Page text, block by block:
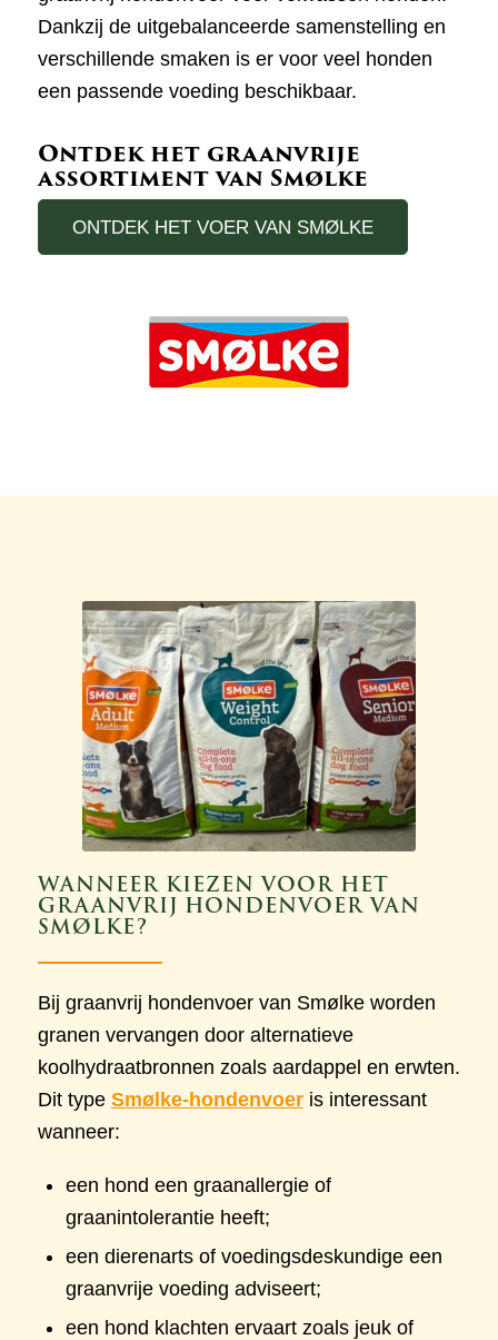
Dankzij de uitgebalanceerde samenstelling en
verschillende smaken is er voor veel honden
een passende voeding beschikbaar.
Ontdek het graanvrije
assortiment van Smølke
ONTDEK HET VOER VAN SMØLKE
WANNEER KIEZEN VOOR HET
GRAANVRIJ HONDENVOER VAN
SMØLKE?
Bij graanvrij hondenvoer van Smølke worden
granen vervangen door alternatieve
koolhydraatbronnen zoals aardappel en erwten.
Dit type Smølke-hondenvoeris interessant
wanneer:
een hond een graanallergie of
graanintolerantie heeft;
een dierenarts of voedingsdeskundige een
graanvrije voeding adviseert;
een hond klachten ervaart zoals jeuk of